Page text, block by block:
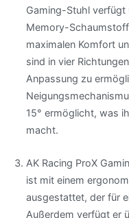
Gaming-Stuhl verfügt
Memory-
maximalen Komfort
sind in vier
Anpassung zu
15° ermöglicht, was
macht.
AK Racing ProX
ist mit einem
ausgestattet, der für
Außerdem verfügt er